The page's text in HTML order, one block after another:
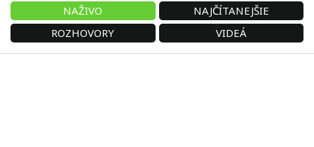
NAŽIVO
NAJČÍTANEJŠIE
ROZHOVORY
VIDEÁ